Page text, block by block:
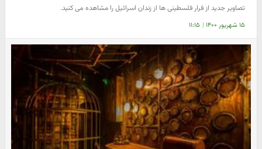
تصاویر جدید از فرار فلسطینی ها از زندان اسرائیل را مشاهده می کنید.
۱۵ شهریور ۱۴۰۰ | ۱۱:۱۵